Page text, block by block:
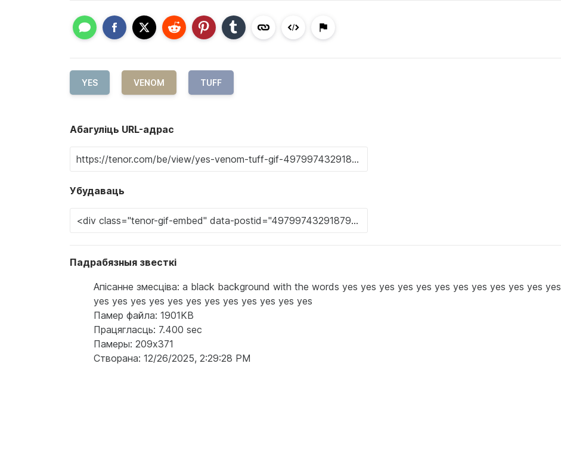
YES VENOM TUFF
Абагуліць URL-адрас
Убудаваць
Падрабязныя звесткі
Апісанне змесціва: a black background with the words yes yes yes yes yes yes yes yes yes yes yes yes
yes yes yes yes yes yes yes yes yes yes yes yes
Памер файла: 1901KB
Працягласць: 7.400 sec
Памеры: 209x371
Створана: 12/26/2025, 2:29:28 PM